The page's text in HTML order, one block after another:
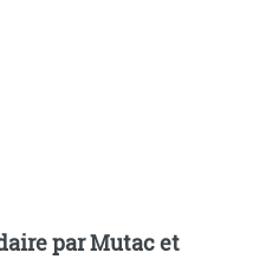
par Mutac et